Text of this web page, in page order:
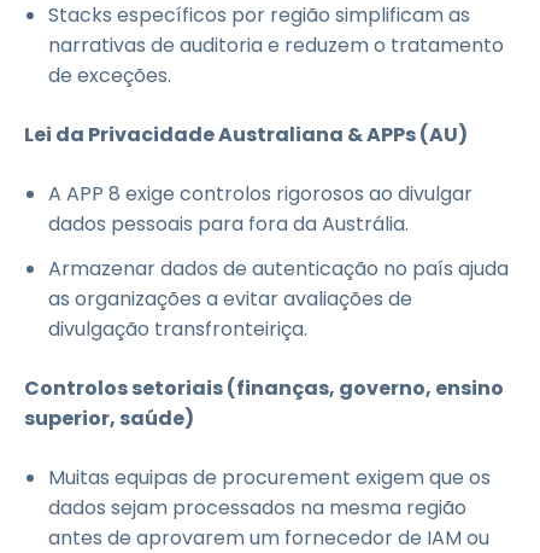
Stacks específicos por região simplificam as
narrativas de auditoria e reduzem o tratamento
de exceções.
Lei da Privacidade Australiana & APPs (AU)
A APP 8 exige controlos rigorosos ao divulgar
dados pessoais para fora da Austrália.
Armazenar dados de autenticação no país ajuda
as organizações a evitar avaliações de
divulgação transfronteiriça.
Controlos setoriais (finanças, governo, ensino
superior, saúde)
Muitas equipas de procurement exigem que os
dados sejam processados na mesma região
antes de aprovarem um fornecedor de IAM ou